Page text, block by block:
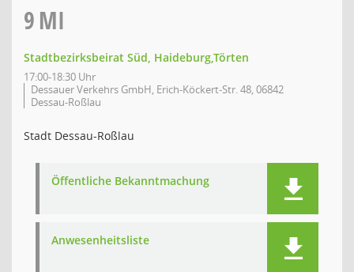
9MI
Stadtbezirksbeirat Süd, Haideburg,Törten
17:00-18:30 Uhr
Dessauer Verkehrs GmbH, Erich-Köckert-Str. 48, 06842
Dessau-Roßlau
Stadt Dessau-Roßlau
Öffentliche Bekanntmachung
Anwesenheitsliste